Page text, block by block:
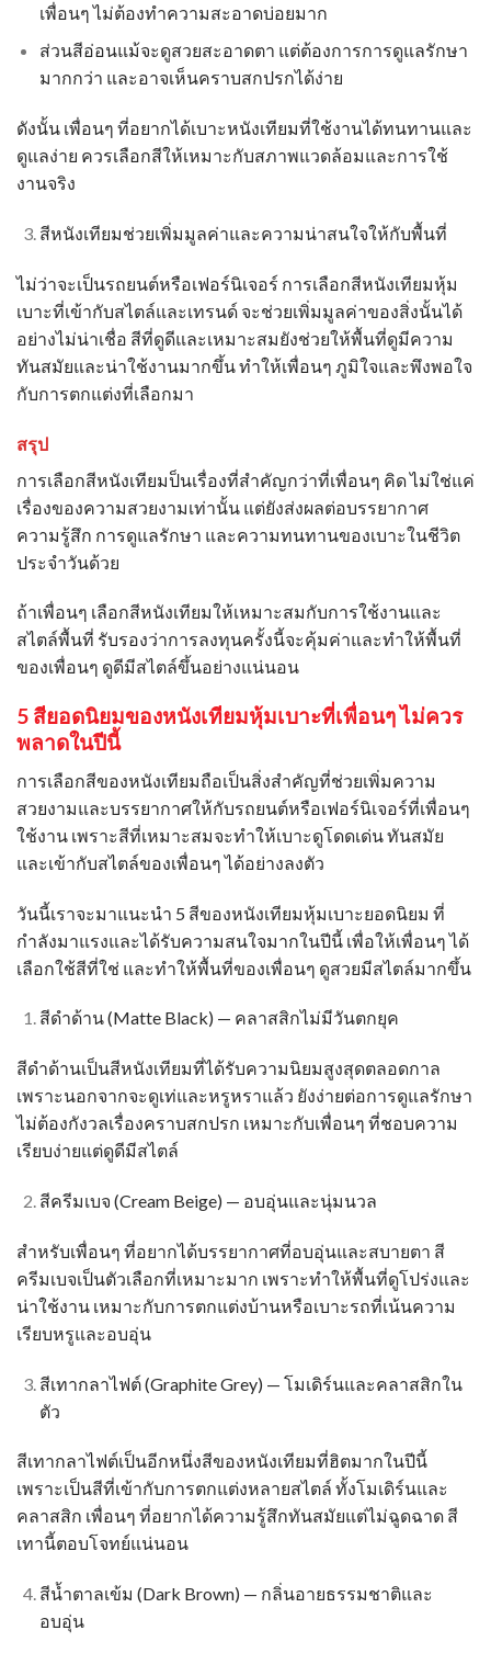
เพื่อนๆ ไม่ต้องทำความสะอาดบ่อยมาก
ส่วนสีอ่อนแม้จะดูสวยสะอาดตา แต่ต้องการการดูแลรักษา
มากกว่า และอาจเห็นคราบสกปรกได้ง่าย
ดังนั้น เพื่อนๆ ที่อยากได้เบาะหนังเทียมที่ใช้งานได้ทนทานและ
ดูแลง่าย ควรเลือกสีให้เหมาะกับสภาพแวดล้อมและการใช้
งานจริง
สีหนังเทียมช่วยเพิ่มมูลค่าและความน่าสนใจให้กับพื้นที่
ไม่ว่าจะเป็นรถยนต์หรือเฟอร์นิเจอร์ การเลือกสีหนังเทียมหุ้ม
เบาะที่เข้ากับสไตล์และเทรนด์ จะช่วยเพิ่มมูลค่าของสิ่งนั้นได้
อย่างไม่น่าเชื่อ สีที่ดูดีและเหมาะสมยังช่วยให้พื้นที่ดูมีความ
ทันสมัยและน่าใช้งานมากขึ้น ทำให้เพื่อนๆ ภูมิใจและพึงพอใจ
กับการตกแต่งที่เลือกมา
สรุป
การเลือกสีหนังเทียมป็นเรื่องที่สำคัญกว่าที่เพื่อนๆ คิด ไม่ใช่แค่
เรื่องของความสวยงามเท่านั้น แต่ยังส่งผลต่อบรรยากาศ
ความรู้สึก การดูแลรักษา และความทนทานของเบาะในชีวิต
ประจำวันด้วย
ถ้าเพื่อนๆ เลือกสีหนังเทียมให้เหมาะสมกับการใช้งานและ
สไตล์พื้นที่ รับรองว่าการลงทุนครั้งนี้จะคุ้มค่าและทำให้พื้นที่
ของเพื่อนๆ ดูดีมีสไตล์ขึ้นอย่างแน่นอน
5 สียอดนิยมของหนังเทียมหุ้มเบาะที่เพื่อนๆ ไม่ควร
พลาดในปีนี้
การเลือกสีของหนังเทียมถือเป็นสิ่งสำคัญที่ช่วยเพิ่มความ
สวยงามและบรรยากาศให้กับรถยนต์หรือเฟอร์นิเจอร์ที่เพื่อนๆ
ใช้งาน เพราะสีที่เหมาะสมจะทำให้เบาะดูโดดเด่น ทันสมัย
และเข้ากับสไตล์ของเพื่อนๆ ได้อย่างลงตัว
วันนี้เราจะมาแนะนำ 5 สีของหนังเทียมหุ้มเบาะยอดนิยม ที่
กำลังมาแรงและได้รับความสนใจมากในปีนี้ เพื่อให้เพื่อนๆ ได้
เลือกใช้สีที่ใช่ และทำให้พื้นที่ของเพื่อนๆ ดูสวยมีสไตล์มากขึ้น
สีดำด้าน (Matte Black) — คลาสสิกไม่มีวันตกยุค
สีดำด้านเป็นสีหนังเทียมที่ได้รับความนิยมสูงสุดตลอดกาล
เพราะนอกจากจะดูเท่และหรูหราแล้ว ยังง่ายต่อการดูแลรักษา
ไม่ต้องกังวลเรื่องคราบสกปรก เหมาะกับเพื่อนๆ ที่ชอบความ
เรียบง่ายแต่ดูดีมีสไตล์
สีครีมเบจ (Cream Beige) — อบอุ่นและนุ่มนวล
สำหรับเพื่อนๆ ที่อยากได้บรรยากาศที่อบอุ่นและสบายตา สี
ครีมเบจเป็นตัวเลือกที่เหมาะมาก เพราะทำให้พื้นที่ดูโปร่งและ
น่าใช้งาน เหมาะกับการตกแต่งบ้านหรือเบาะรถที่เน้นความ
เรียบหรูและอบอุ่น
สีเทากลาไฟต์ (Graphite Grey) — โมเดิร์นและคลาสสิกใน
ตัว
สีเทากลาไฟต์เป็นอีกหนึ่งสีของหนังเทียมที่ฮิตมากในปีนี้
เพราะเป็นสีที่เข้ากับการตกแต่งหลายสไตล์ ทั้งโมเดิร์นและ
คลาสสิก เพื่อนๆ ที่อยากได้ความรู้สึกทันสมัยแต่ไม่ฉูดฉาด สี
เทานี้ตอบโจทย์แน่นอน
สีน้ำตาลเข้ม (Dark Brown) — กลิ่นอายธรรมชาติและ
อบอุ่น